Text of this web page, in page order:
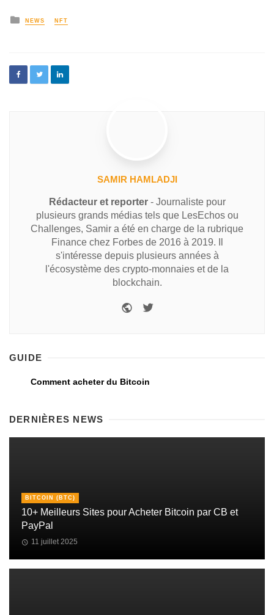
NEWS NFT
SAMIR HAMLADJI
Rédacteur et reporter- Journaliste pour
plusieurs grands médias tels que LesEchos ou
Challenges, Samir a été en charge de la rubrique
Finance chez Forbes de 2016 à 2019. Il
s'intéresse depuis plusieurs années à
l'écosystème des crypto-monnaies et de la
blockchain.
GUIDE
Comment acheter du Bitcoin
DERNIÈRES NEWS
BITCOIN (BTC)
10+ Meilleurs Sites pour Acheter Bitcoin par CB et
PayPal
11 juillet 2025